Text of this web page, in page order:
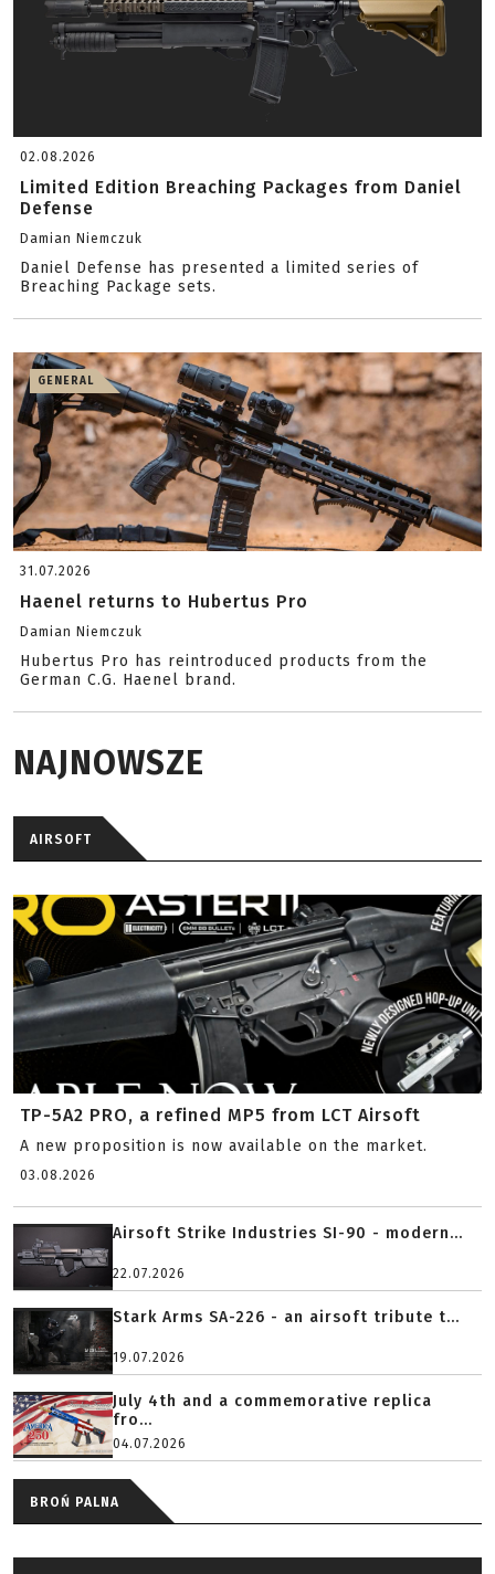
02.08.2026
Limited Edition Breaching Packages from Daniel
Defense
Damian Niemczuk
Daniel Defense has presented a limited series of
Breaching Package sets.
GENERAL
31.07.2026
Haenel returns to Hubertus Pro
Damian Niemczuk
Hubertus Pro has reintroduced products from the
German C.G. Haenel brand.
NAJNOWSZE
AIRSOFT
TP-5A2 PRO, a refined MP5 from LCT Airsoft
A new proposition is now available on the market.
03.08.2026
Airsoft Strike Industries SI-90 - modern...
22.07.2026
Stark Arms SA-226 - an airsoft tribute t...
19.07.2026
July 4th and a commemorative replica
fro...
04.07.2026
BROŃ PALNA